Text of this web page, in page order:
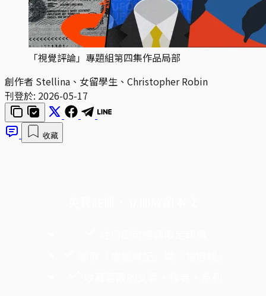
「視覺評論」專題組第四集作品局部
創作者 Stellina、女留學生、Christopher Robin
刊登於: 2026-05-17
收藏